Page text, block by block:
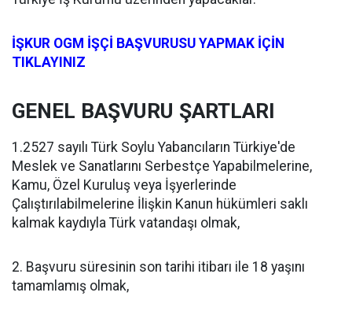
İŞKUR OGM İŞÇİ BAŞVURUSU YAPMAK İÇİN
TIKLAYINIZ
GENEL BAŞVURU ŞARTLARI
1.2527 sayılı Türk Soylu Yabancıların Türkiye'de
Meslek ve Sanatlarını Serbestçe Yapabilmelerine,
Kamu, Özel Kuruluş veya İşyerlerinde
Çalıştırılabilmelerine İlişkin Kanun hükümleri saklı
kalmak kaydıyla Türk vatandaşı olmak,
2. Başvuru süresinin son tarihi itibarı ile 18 yaşını
tamamlamış olmak,